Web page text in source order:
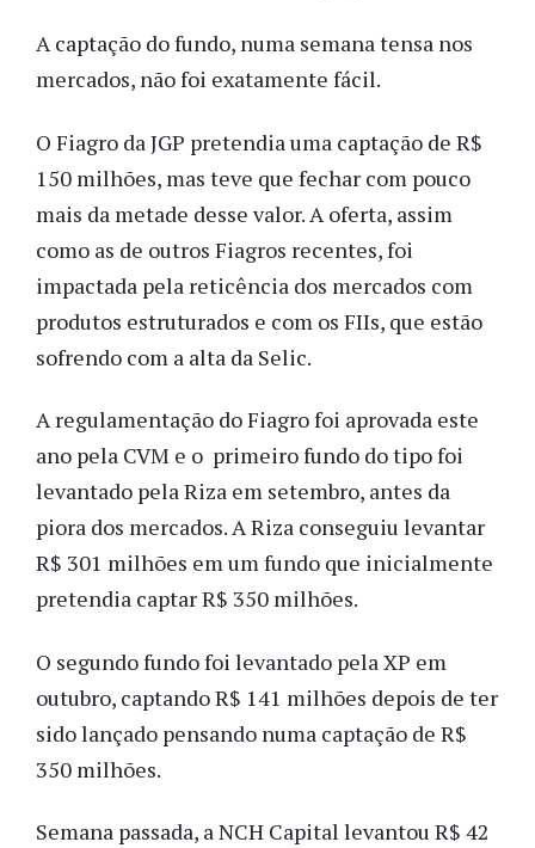
A captação do fundo, numa semana tensa nos
mercados, não foi exatamente fácil.
O Fiagro da JGP pretendia uma captação de R$
150 milhões, mas teve que fechar com pouco
mais da metade desse valor. A oferta, assim
como as de outros Fiagros recentes, foi
impactada pela reticência dos mercados com
produtos estruturados e com os FIIs, que estão
sofrendo com a alta da Selic.
A regulamentação do Fiagro foi aprovada este
ano pela CVM e o primeiro fundo do tipo foi
levantado pela Riza em setembro, antes da
piora dos mercados. A Riza conseguiu levantar
R$ 301 milhões em um fundo que inicialmente
pretendia captar R$ 350 milhões.
O segundo fundo foi levantado pela XP em
outubro, captando R$ 141 milhões depois de ter
sido lançado pensando numa captação de R$
350 milhões.
Semana passada, a NCH Capital levantou R$ 42